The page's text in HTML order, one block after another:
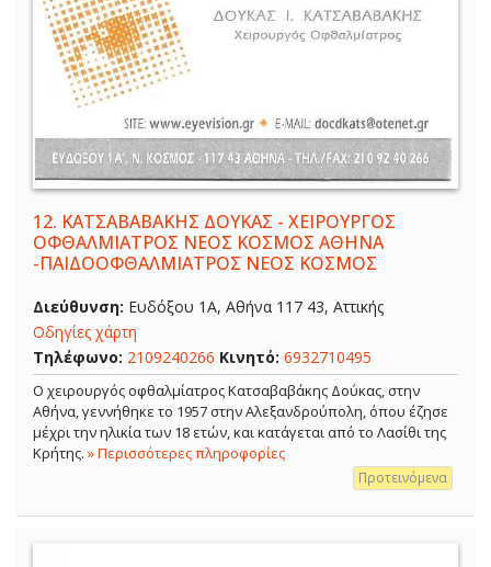
12. ΚΑΤΣΑΒΑΒΑΚΗΣ ΔΟΥΚΑΣ - ΧΕΙΡΟΥΡΓΟΣ
ΟΦΘΑΛΜΙΑΤΡΟΣ ΝΕΟΣ ΚΟΣΜΟΣ ΑΘΗΝΑ
-ΠΑΙΔΟΟΦΘΑΛΜΙΑΤΡΟΣ ΝΕΟΣ ΚΟΣΜΟΣ
Διεύθυνση: Ευδόξου 1Α, Αθήνα 117 43, Αττικής
Οδηγίες χάρτη
Τηλέφωνο: 2109240266 Κινητό: 6932710495
Ο χειρουργός οφθαλμίατρος Κατσαβαβάκης Δούκας, στην
Αθήνα, γεννήθηκε το 1957 στην Αλεξανδρούπολη, όπου έζησε
μέχρι την ηλικία των 18 ετών, και κατάγεται από το Λασίθι της
Κρήτης. » Περισσότερες πληροφορίες
Προτεινόμενα